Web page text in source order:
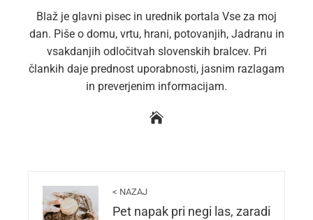
Blaž je glavni pisec in urednik portala Vse za moj
dan. Piše o domu, vrtu, hrani, potovanjih, Jadranu in
vsakdanjih odločitvah slovenskih bralcev. Pri
člankih daje prednost uporabnosti, jasnim razlagam
in preverjenim informacijam.
< NAZAJ
Pet napak pri negi las, zaradi